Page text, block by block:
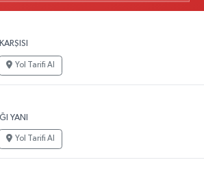
Yol Tarifi Al
YANI
Yol Tarifi Al